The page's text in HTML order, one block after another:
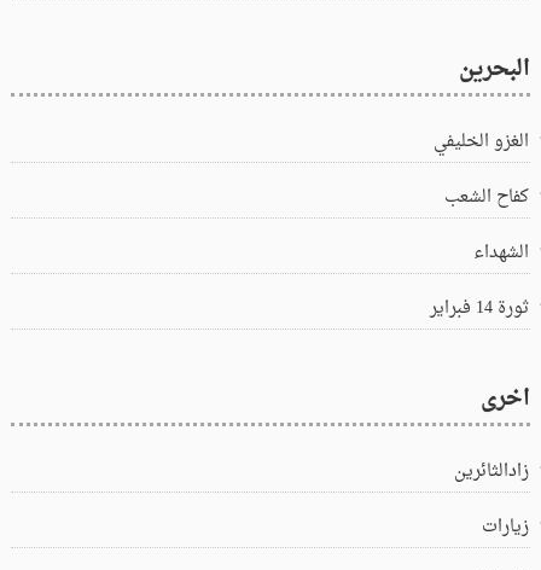
البحرين
الغزو الخليفي
كفاح الشعب
الشهداء
ثورة 14 فبراير
اخرى
زادالثائرين
زيارات